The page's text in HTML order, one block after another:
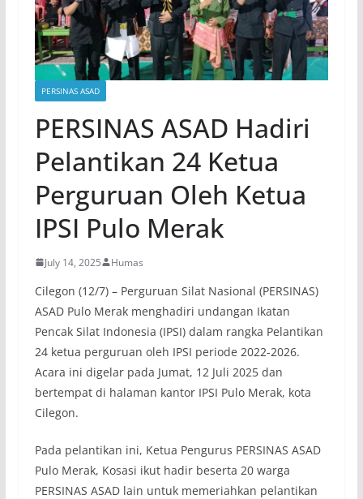
PERSINAS ASAD
PERSINAS ASAD Hadiri
Pelantikan 24 Ketua
Perguruan Oleh Ketua
IPSI Pulo Merak
July 14, 2025 Humas
Cilegon (12/7) – Perguruan Silat Nasional (PERSINAS)
ASAD Pulo Merak menghadiri undangan Ikatan
Pencak Silat Indonesia (IPSI) dalam rangka Pelantikan
24 ketua perguruan oleh IPSI periode 2022-2026.
Acara ini digelar pada Jumat, 12 Juli 2025 dan
bertempat di halaman kantor IPSI Pulo Merak, kota
Cilegon.
Pada pelantikan ini, Ketua Pengurus PERSINAS ASAD
Pulo Merak, Kosasi ikut hadir beserta 20 warga
PERSINAS ASAD lain untuk memeriahkan pelantikan